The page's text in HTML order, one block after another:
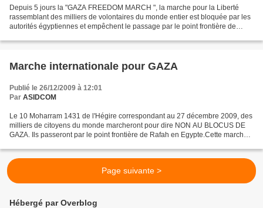
Depuis 5 jours la "GAZA FREEDOM MARCH ", la marche pour la Liberté
rassemblant des milliers de volontaires du monde entier est bloquée par les
autorités égyptiennes et empêchent le passage par le point frontière de
Marche internationale pour GAZA
Publié le 26/12/2009 à 12:01
Par ASIDCOM
Le 10 Moharram 1431 de l'Hégire correspondant au 27 décembre 2009, des
milliers de citoyens du monde marcheront pour dire NON AU BLOCUS DE
GAZA. Ils passeront par le point frontière de Rafah en Egypte.Cette marche
Page suivante >
Hébergé par Overblog